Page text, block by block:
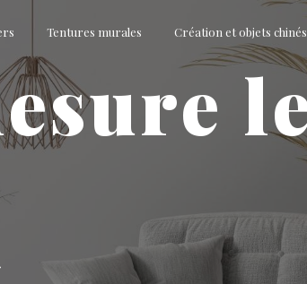
Tentures murales Création et objets chinés